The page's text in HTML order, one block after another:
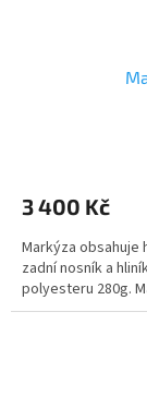
3 400 Kč
Markýza
zadní nosník a
polyesteru 280g.